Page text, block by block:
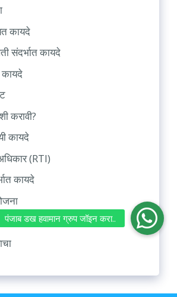
कायदे
संदर्भात कायदे
करावी?
कायदे
(RTI)
कायदे
भाडेकरू कायदे